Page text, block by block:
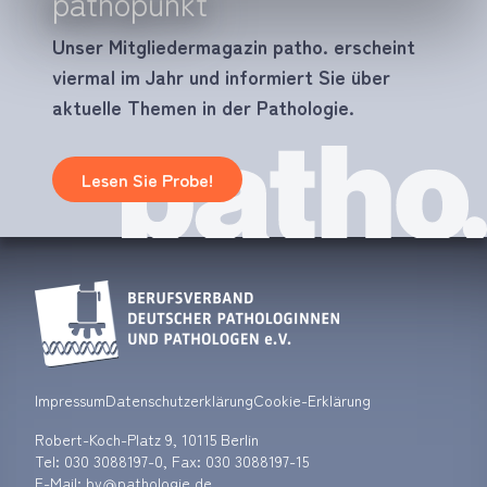
Unser Mitgliedermagazin patho. erscheint
viermal im Jahr und informiert Sie über
aktuelle Themen in der Pathologie.
Lesen Sie Probe!
ImpressumDatenschutzerklärungCookie-Erklärung
Robert-Koch-Platz 9, 10115 Berlin
Tel: 030 3088197-0, Fax: 030 3088197-15
E-Mail: bv
pathologie.de